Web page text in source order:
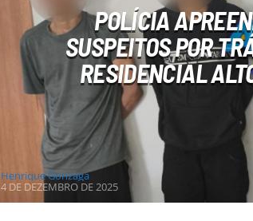
POLÍCIA
SUSPEITOS POR
RESIDENCIAL
Henrique Gonzaga
4 DE DEZEMBRO DE 2025